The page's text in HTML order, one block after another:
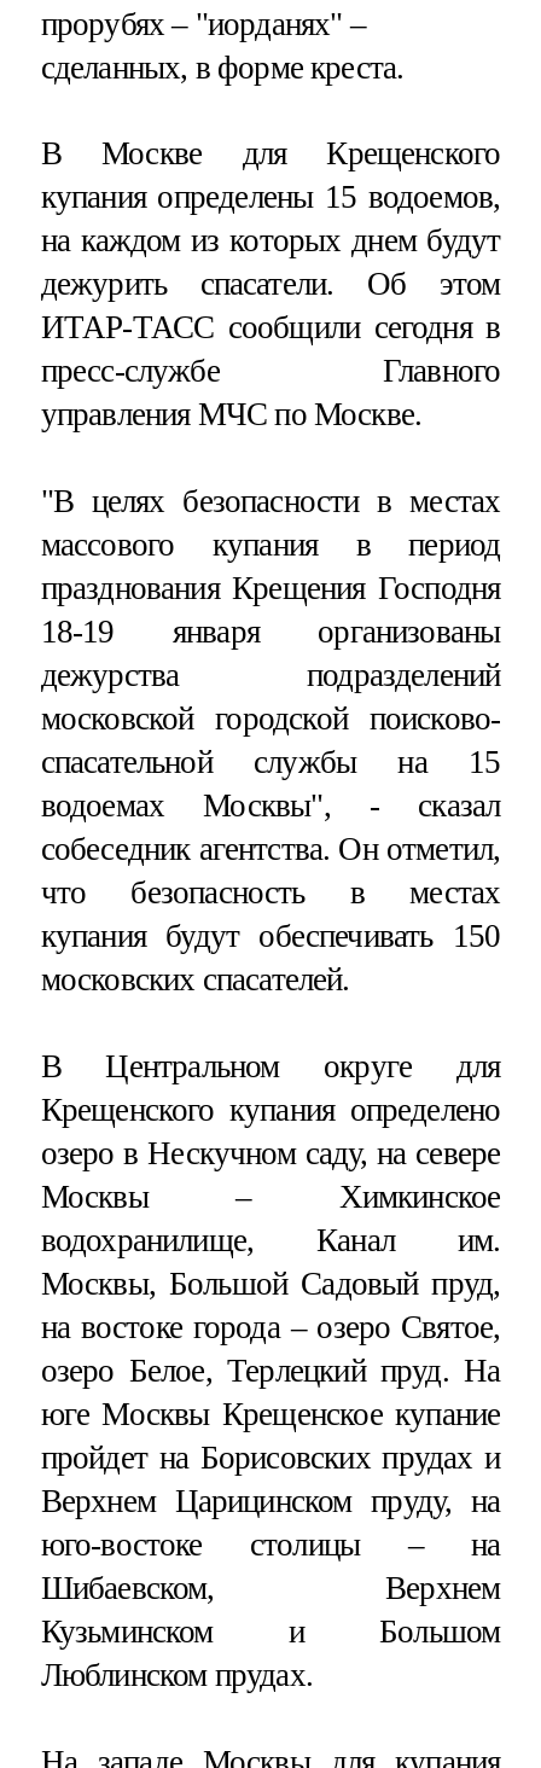
прорубях – "иорданях" –
сделанных, в форме креста.
В Москве для Крещенского
купания определены 15 водоемов,
на каждом из которых днем будут
дежурить спасатели. Об этом
ИТАР-ТАСС сообщили сегодня в
пресс-службе Главного
управления МЧС по Москве.
"В целях безопасности в местах
массового купания в период
празднования Крещения Господня
18-19 января организованы
дежурства подразделений
московской городской поисково-
спасательной службы на 15
водоемах Москвы", - сказал
собеседник агентства. Он отметил,
что безопасность в местах
купания будут обеспечивать 150
московских спасателей.
В Центральном округе для
Крещенского купания определено
озеро в Нескучном саду, на севере
Москвы – Химкинское
водохранилище, Канал им.
Москвы, Большой Садовый пруд,
на востоке города – озеро Святое,
озеро Белое, Терлецкий пруд. На
юге Москвы Крещенское купание
пройдет на Борисовских прудах и
Верхнем Царицинском пруду, на
юго-востоке столицы – на
Шибаевском, Верхнем
Кузьминском и Большом
Люблинском прудах.